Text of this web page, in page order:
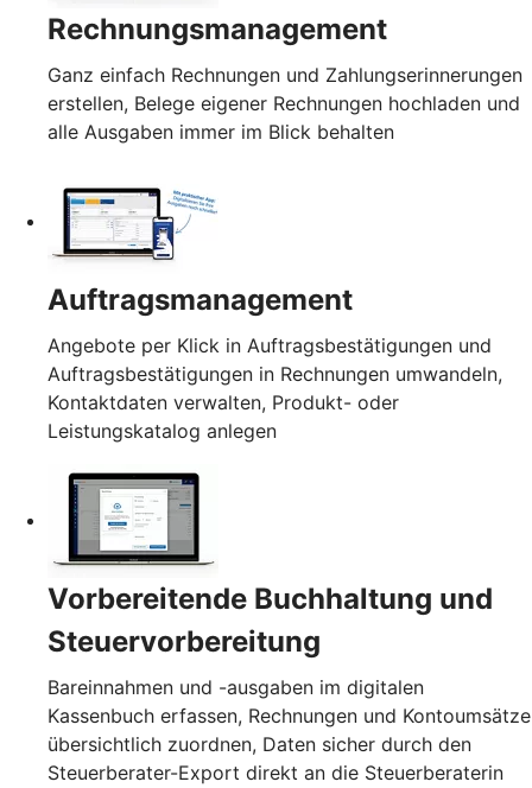
Rechnungsmanagement
Ganz einfach Rechnungen und Zahlungserinnerungen
erstellen, Belege eigener Rechnungen hochladen und
alle Ausgaben immer im Blick behalten
Auftragsmanagement
Angebote per Klick in Auftragsbestätigungen und
Auftragsbestätigungen in Rechnungen umwandeln,
Kontaktdaten verwalten, Produkt- oder
Leistungskatalog anlegen
Vorbereitende Buchhaltung und
Steuervorbereitung
Bareinnahmen und -ausgaben im digitalen
Kassenbuch erfassen, Rechnungen und Kontoumsätze
übersichtlich zuordnen, Daten sicher durch den
Steuerberater-Export direkt an die Steuerberaterin